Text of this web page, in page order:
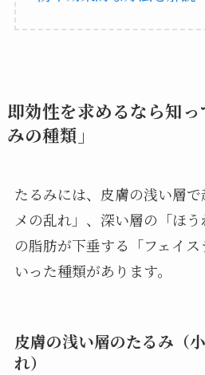
即効性を求めるなら知
みの種類」
たるみには、皮膚の浅い層
メの乱れ」、深い層の「ほ
の脂肪が下垂する「フェイ
いった種類があります。
皮膚の浅い層のたるみ（
れ）